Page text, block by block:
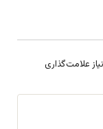
علامت‌گذاری